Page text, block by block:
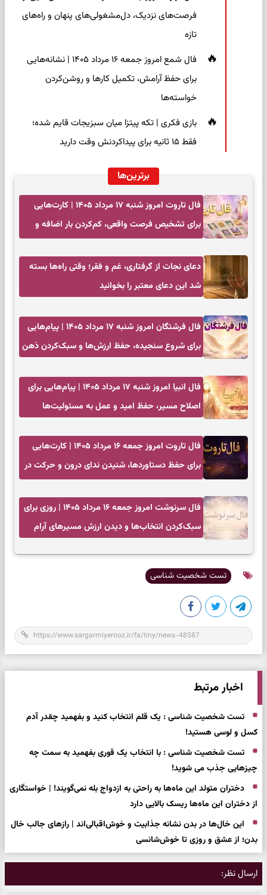
فرصت‌های نزدیک، دل‌مشغولی‌های پنهان و راه‌های
تازه
فال شمع امروز جمعه ۱۶ مرداد ۱۴۰۵ | نشانه‌هایی
برای حفظ آرامش، تکمیل کارها و روشن‌کردن
خواسته‌ها
بازی فکری | تکه پیتزا میان سبزیجات قایم شده؛
فقط ۱۵ ثانیه برای پیداکردنش وقت دارید
برترین‌ها
فال تاروت امروز شنبه ۱۷ مرداد ۱۴۰۵ | کارت‌هایی
برای تشخیص فرصت واقعی، کم‌کردن بار اضافه و
دعای نجات از گرفتاری، غم و فقر؛ وقتی راه‌ها بسته
شد این دعای معتبر را بخوانید
فال فرشتگان امروز شنبه ۱۷ مرداد ۱۴۰۵ | پیام‌هایی
برای شروع سنجیده، حفظ ارزش‌ها و سبک‌کردن ذهن
فال انبیا امروز شنبه ۱۷ مرداد ۱۴۰۵ | پیام‌هایی برای
اصلاح مسیر، حفظ امید و عمل به مسئولیت‌ها
فال تاروت امروز جمعه ۱۶ مرداد ۱۴۰۵ | کارت‌هایی
برای حفظ دستاوردها، شنیدن ندای درون و حرکت در
فال سرنوشت امروز جمعه ۱۶ مرداد ۱۴۰۵ | روزی برای
سبک‌کردن انتخاب‌ها و دیدن ارزش مسیرهای آرام
تست شخصیت شناسی
اخبار مرتبط
تست شخصیت شناسی : یک قلم انتخاب کنید و بفهمید چقدر آدم
کسل و لوسی هستید!
تست شخصیت شناسی : با انتخاب یک قوری بفهمید به سمت چه
چیزهایی جذب می شوید!
دختران متولد این ماه‌ها به راحتی به ازدواج بله نمی‌گویند! | خواستگاری
از دختران این ماه‌ها ریسک بالایی دارد
این خال‌ها در بدن نشانه جذابیت و خوش‌اقبالی‌اند | رازهای جالب خال
بدن؛ از عشق و روزی تا خوش‌شانسی
ارسال نظر: